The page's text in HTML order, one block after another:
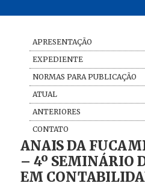
APRESENTAÇÃO
EXPEDIENTE
NORMAS PARA PUBLICAÇÃO
ATUAL
ANTERIORES
CONTATO
ANAIS DA
– 4º SEMINÁRIO
EM